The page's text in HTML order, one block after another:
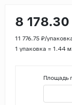
8
11 776.75 ₽/
1 упаковка = 1.44
Площадь